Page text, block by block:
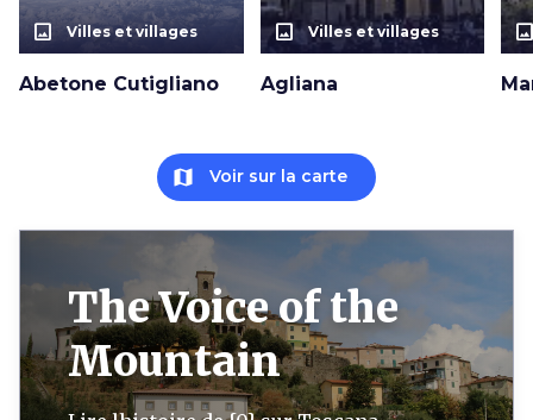
photo_size_select_actual Villes et villages
Abetone Cutigliano
photo_size_select_actual Villes et villages
Agliana
map Voir sur la carte
The Voice of the
Mountain